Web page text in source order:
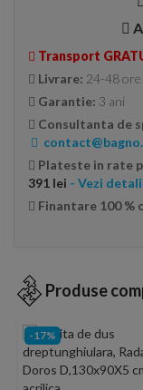
Transport
Livrare: 24-48 ore
Garantie: 3 ani
Consultanta de
Plateste in rate
391 lei - Vezi
Finantare 100 %
Produse
-17%